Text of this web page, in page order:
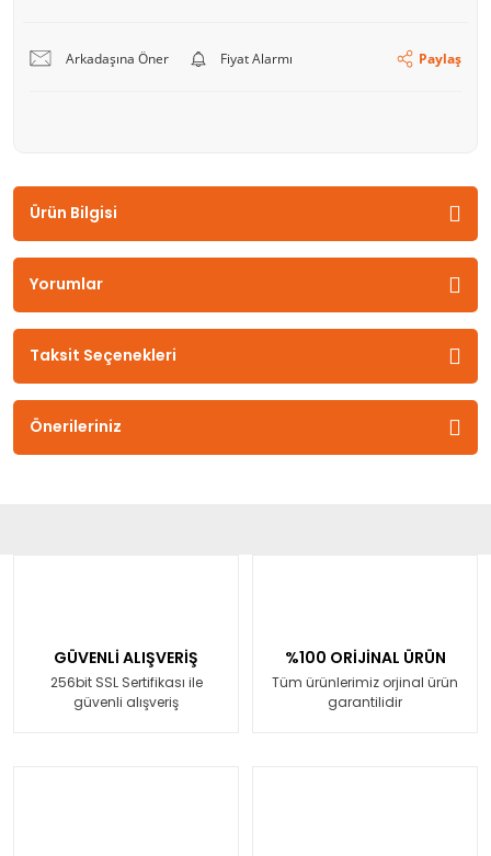
Arkadaşına Öner Fiyat Alarmı Paylaş
Ürün Bilgisi
Yorumlar
Taksit Seçenekleri
Önerileriniz
GÜVENLİ ALIŞVERİŞ
256bit SSL Sertifikası ile
güvenli alışveriş
%100 ORİJİNAL ÜRÜN
Tüm ürünlerimiz orjinal ürün
garantilidir